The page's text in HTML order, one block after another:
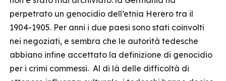
perpetrato un genocidio dell’etnia Herero tra il
1904-1905. Per anni i due paesi sono stati coinvolti
nei negoziati, e sembra che le autorità tedesche
abbiano infine accettato la definizione di genocidio
per i crimi commessi. Al di là delle difficoltà di